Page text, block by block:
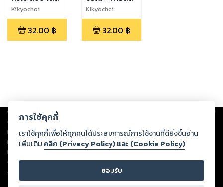
ดอกฟ้าฮา
กระจาย
Kikyochoi
32.00 ฿
ทำง่าย ได้ทุก
โอกาส
Kikyochoi
32.00 ฿
Copyright © 2026
ต่อผลงานหรือเนื้อหาใดที่อัปโหลดผ่านเว็บไซต์และปรากฏว่าละเมิดสิทธิใน
ทรัพย์สินทางปัญญาของบุคคลอื่นหรือขัดต่อกฎหมายและศีลธรรม ดังนั้น ผู้อ่าน
ทุกท่านโปรดใช้วิจารณญาณในการกลั่นกรองด้วยตนเอง และหากท่านพบว่าส่วน
หนึ่งส่วนใดขัดต่อกฎหมายและศีลธรรม กรุณาแจ้งมายังบริษัท เพื่อทีมงานจะได้
ดำเนินการในทันที ทั้งนี้ ทางสตอรี่ล็อกขอสงวนลิขสิทธิ์ตามพระราชบัญญัติ
ลิขสิทธิ์ พ.ศ. 2537 (ฉบับล่าสุด)
การใช้คุกกี้
เราใช้คุกกี้เพื่อให้ทุกคนได้ประสบการณ์การใช้งานที่ดียิ่งขึ้นอ่าน
เพิ่มเติม คลิก (Privacy Policy) และ (Cookie Policy)
ยอมรับ